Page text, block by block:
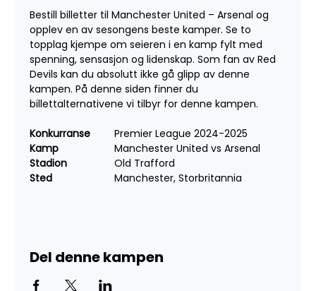
Bestill billetter til Manchester United – Arsenal og
opplev en av sesongens beste kamper. Se to
topplag kjempe om seieren i en kamp fylt med
spenning, sensasjon og lidenskap. Som fan av Red
Devils kan du absolutt ikke gå glipp av denne
kampen. På denne siden finner du
billettalternativene vi tilbyr for denne kampen.
Konkurranse
	Premier League 2024-2025
Kamp
		Manchester United vs Arsenal
Stadion
		Old Trafford
		Manchester, Storbritannia
Del denne kampen